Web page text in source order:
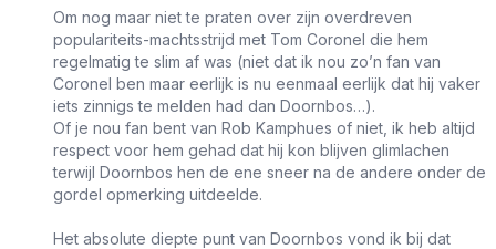
Om nog maar niet te praten over zijn overdreven
populariteits-machtsstrijd met Tom Coronel die hem
regelmatig te slim af was (niet dat ik nou zo’n fan van
Coronel ben maar eerlijk is nu eenmaal eerlijk dat hij vaker
iets zinnigs te melden had dan Doornbos…).
Of je nou fan bent van Rob Kamphues of niet, ik heb altijd
respect voor hem gehad dat hij kon blijven glimlachen
terwijl Doornbos hen de ene sneer na de andere onder de
gordel opmerking uitdeelde.
Het absolute diepte punt van Doornbos vond ik bij dat